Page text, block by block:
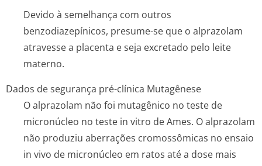
Devido à semelhança com outros
benzodiazepínicos, presume-se que o alprazolam
atravesse a placenta e seja excretado pelo leite
materno.
Dados de segurança pré-clínica Mutagênese
O alprazolam não foi mutagênico no teste de
micronúcleo no teste in vitro de Ames. O alprazolam
não produziu aberrações cromossômicas no ensaio
in vivo de micronúcleo em ratos até a dose mais